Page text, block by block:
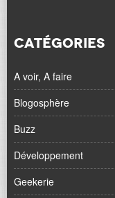
CATÉGORIES
A voir, A faire
Blogosphère
Buzz
Développement
Geekerie